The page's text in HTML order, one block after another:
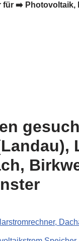
für ➡️ Photovoltaik,